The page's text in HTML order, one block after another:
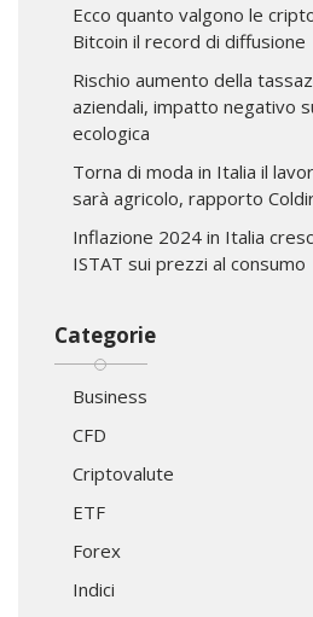
Ecco quanto valgono le
Bitcoin il record di diffusione
Rischio aumento della
aziendali, impatto negativo
ecologica
Torna di moda in Italia il
sarà agricolo, rapporto
Inflazione 2024 in Italia
ISTAT sui prezzi al consumo
Categorie
Business
CFD
Criptovalute
ETF
Forex
Indici